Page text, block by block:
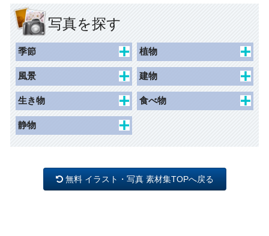
国旗
レジャー
枠（リフィル）
ネームシール
ライン
バック（背景）
商業施設
観光・文化・スポーツ施設
安全
禁止
指示
アイテム
マーク
荷札
荷札（千社札シールサイ
ズ）
写真を探す
季節
春
夏
秋
冬
父の日
バレンタイン
植物
桜
チューリップ
カーネーション
木 草 森
風景
景観
水辺
眺望
建物
史跡
生き物
人物
食べ物
静物
インテリア無料 イラスト・写真 素材集TOPへ戻る